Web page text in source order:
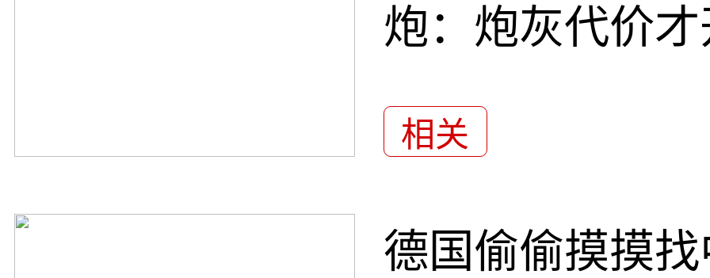
炮：炮灰代价
相关
德国偷偷摸摸找